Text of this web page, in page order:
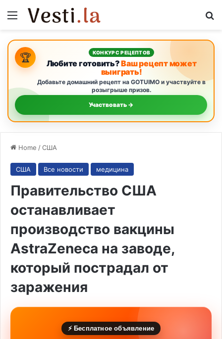
Menu
🏆 КОНКУРС РЕЦЕПТОВ
Любите готовить?Ваш рецепт может
выиграть!
Добавьте домашний рецепт на GOTUIMO и участвуйте в
розыгрыше призов.
Участвовать →
Home /США
США Все новости медицина
Правительство США
останавливает
производство вакцины
AstraZeneca на заводе,
который пострадал от
заражения
⚡ Бесплатное объявление